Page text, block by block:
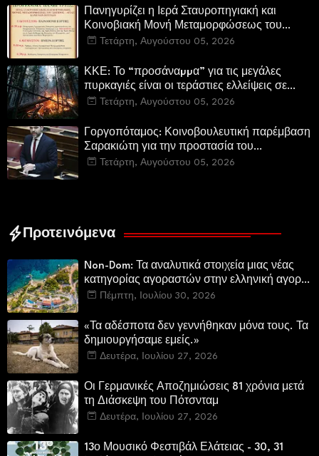
Πανηγυρίζει η Ιερά Σταυροπηγιακή και
Κοινοβιακή Μονή Μεταμορφώσεως του
Σωτήρος Καμενων Βουρλων (Μονή Αγιάς ή
Τετάρτη, Αυγούστου 05, 2026
ΚΚΕ: Το “προσάναµµα” για τις μεγάλες
πυρκαγιές είναι οι τεράστιες ελλείψεις σε
µέσα και προσωπικό στην Πυροσβεστική και
Τετάρτη, Αυγούστου 05, 2026
Γοργοπόταμος: Κοινοβουλευτική παρέμβαση
Σαρακιώτη για την προστασία του
εμβληματικού φυσικού και ιστορικού
Τετάρτη, Αυγούστου 05, 2026
Προτεινόμενα
Non-Dom: Τα αναλυτικά στοιχεία μιας νέας
κατηγορίας αγοραστών στην ελληνική αγορά
πολυτελών κατοικιών
Πέμπτη, Ιουλίου 30, 2026
«Τα αδέσποτα δεν γεννήθηκαν μόνα τους. Τα
δημιουργήσαμε εμείς.»
Δευτέρα, Ιουλίου 27, 2026
Οι Γερμανικές Αποζημιώσεις 81 χρόνια μετά
τη Διάσκεψη του Πότσνταμ
Δευτέρα, Ιουλίου 27, 2026
13ο Μουσικό Φεστιβάλ Ελάτειας - 30, 31